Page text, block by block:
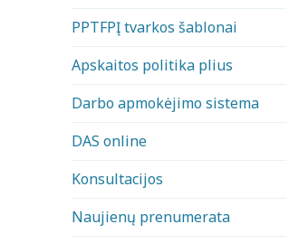
PPTFPĮ tvarkos šablonai
Apskaitos politika plius
Darbo apmokėjimo sistema
DAS online
Konsultacijos
Naujienų prenumerata